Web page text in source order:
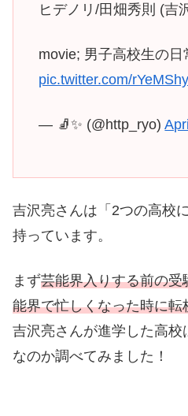
ヒデノリ/田畑秀則 (吉
movie; 男子高校生の日
pic.twitter.com/
— 🧦✨ (@http_ryo)
吉沢亮さんは「2つの高校
持っています。
まず芸能界入りする前の受
能界で忙しくなった時に転
吉沢亮さんが進学した高
なのか調べてみました！